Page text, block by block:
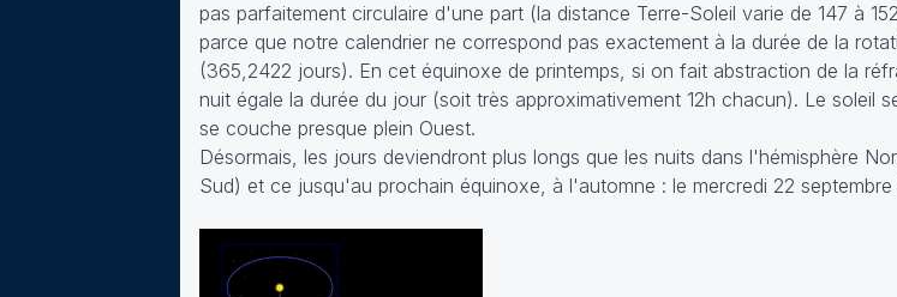
pas parfaitement circulaire d'une part (la distance Terre-Soleil varie de 147 à
parce que notre calendrier ne correspond pas exactement à la durée de la
(365,2422 jours). En cet équinoxe de printemps, si on fait abstraction de la
nuit égale la durée du jour (soit très approximativement 12h chacun). Le soleil
se couche presque plein Ouest.
Désormais, les jours deviendront plus longs que les nuits dans l'hémisphère
Sud) et ce jusqu'au prochain équinoxe, à l'automne : le mercredi 22